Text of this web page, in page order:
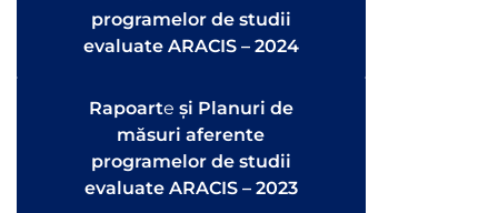
programelor de studii
evaluate ARACIS – 2024
Rapoarte și Planuri de
măsuri aferente
programelor de studii
evaluate ARACIS – 2023